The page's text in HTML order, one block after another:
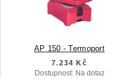
AP 150 - Termoport
7.234 Kč
Dostupnost: Na dotaz